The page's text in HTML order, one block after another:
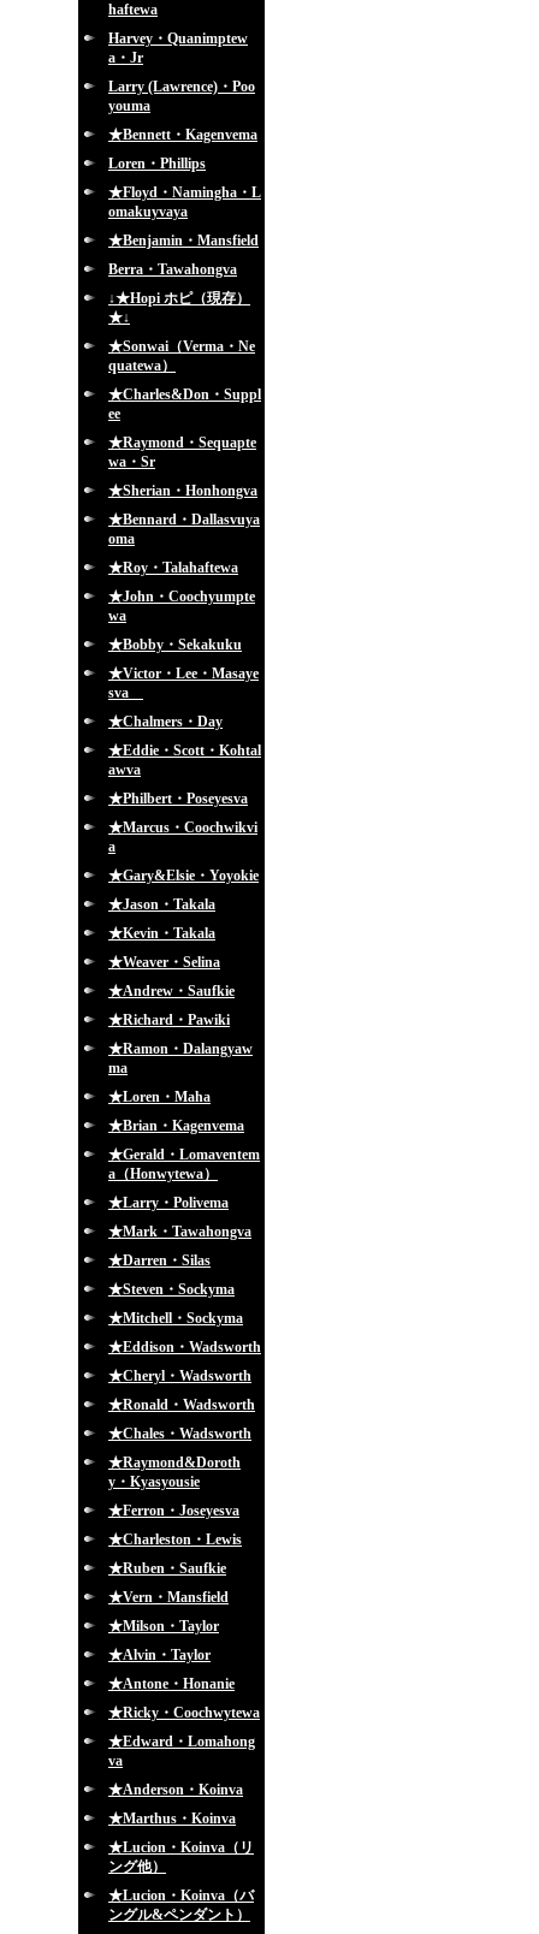
haftewa
Harvey・Quanimptew
a・Jr
Larry (Lawrence)・Poo
youma
★Bennett・Kagenvema
Loren・Phillips
★Floyd・Namingha・L
omakuyvaya
★Benjamin・Mansfield
Berra・Tawahongva
↓★Hopi ホピ（現存）
★↓
★Sonwai（Verma・Ne
quatewa）
★Charles&Don・Suppl
ee
★Raymond・Sequapte
wa・Sr
★Sherian・Honhongva
★Bennard・Dallasvuya
oma
★Roy・Talahaftewa
★John・Coochyumpte
wa
★Bobby・Sekakuku
★Victor・Lee・Masaye
sva
★Chalmers・Day
★Eddie・Scott・Kohtal
awva
★Philbert・Poseyesva
★Marcus・Coochwikvi
a
★Gary&Elsie・Yoyokie
★Jason・Takala
★Kevin・Takala
★Weaver・Selina
★Andrew・Saufkie
★Richard・Pawiki
★Ramon・Dalangyaw
ma
★Loren・Maha
★Brian・Kagenvema
★Gerald・Lomaventem
a（Honwytewa）
★Larry・Polivema
★Mark・Tawahongva
★Darren・Silas
★Steven・Sockyma
★Mitchell・Sockyma
★Eddison・Wadsworth
★Cheryl・Wadsworth
★Ronald・Wadsworth
★Chales・Wadsworth
★Raymond&Doroth
y・Kyasyousie
★Ferron・Joseyesva
★Charleston・Lewis
★Ruben・Saufkie
★Vern・Mansfield
★Milson・Taylor
★Alvin・Taylor
★Antone・Honanie
★Ricky・Coochwytewa
★Edward・Lomahong
va
★Anderson・Koinva
★Marthus・Koinva
★Lucion・Koinva（リ
ング他）
★Lucion・Koinva（バ
ングル&ペンダント）